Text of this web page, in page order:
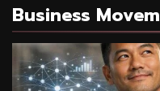
Business